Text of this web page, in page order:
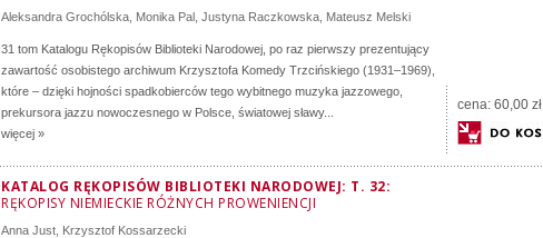
Aleksandra Grochólska Monika Pal Justyna Raczkowska Mateusz Melski
31 tom Katalogu Rękopisów Biblioteki Narodowej, po raz pierwszy prezentujący
zawartość osobistego archiwum Krzysztofa Komedy Trzcińskiego (1931–1969),
które – dzięki hojności spadkobierców tego wybitnego muzyka jazzowego,
prekursora jazzu nowoczesnego w Polsce, światowej sławy...
więcej »
cena: 60,00 zł
KATALOG RĘKOPISÓW BIBLIOTEKI NARODOWEJ: T. 32:
RĘKOPISY NIEMIECKIE RÓŻNYCH PROWENIENCJI
Anna Just Krzysztof Kossarzecki